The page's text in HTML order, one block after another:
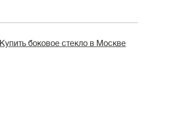
Купить боковое стекло в Москве